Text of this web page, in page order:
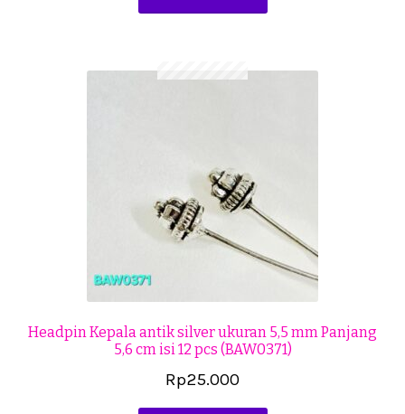
Headpin Kepala antik silver ukuran 5,5 mm Panjang
5,6 cm isi 12 pcs (BAW0371)
Rp25.000